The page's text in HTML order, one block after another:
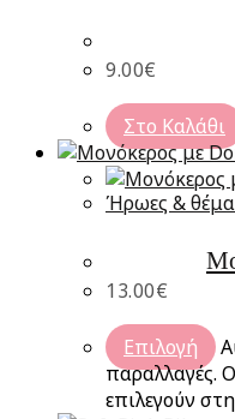
9.00€
Στο Καλάθι
Ήρωες &
13.00€
Επιλογή
παραλλαγές.
επιλεγούν